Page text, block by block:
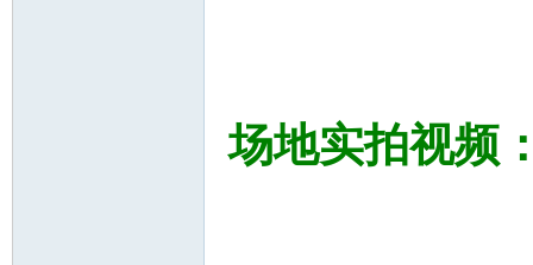
场地实拍视频